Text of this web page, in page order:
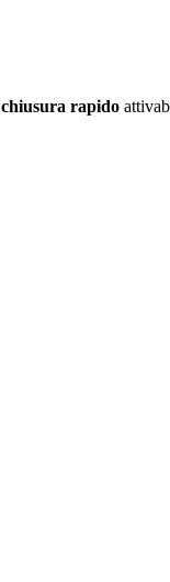
chiusura rapido